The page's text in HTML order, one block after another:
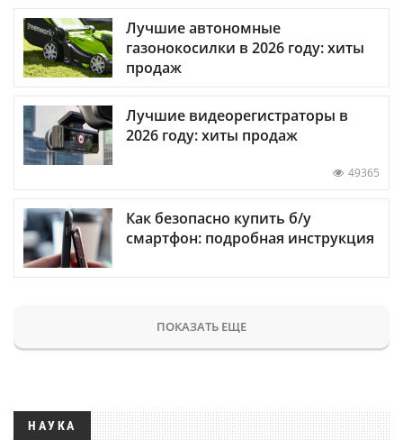
Лучшие автономные
газонокосилки в 2026 году: хиты
продаж
Лучшие видеорегистраторы в
2026 году: хиты продаж
49365
Как безопасно купить б/у
смартфон: подробная инструкция
ПОКАЗАТЬ ЕЩЕ
НАУКА